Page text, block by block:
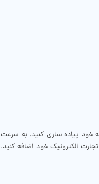
خود پیاده سازی کنید. به سرعت
الکترونیک خود اضافه کنید.